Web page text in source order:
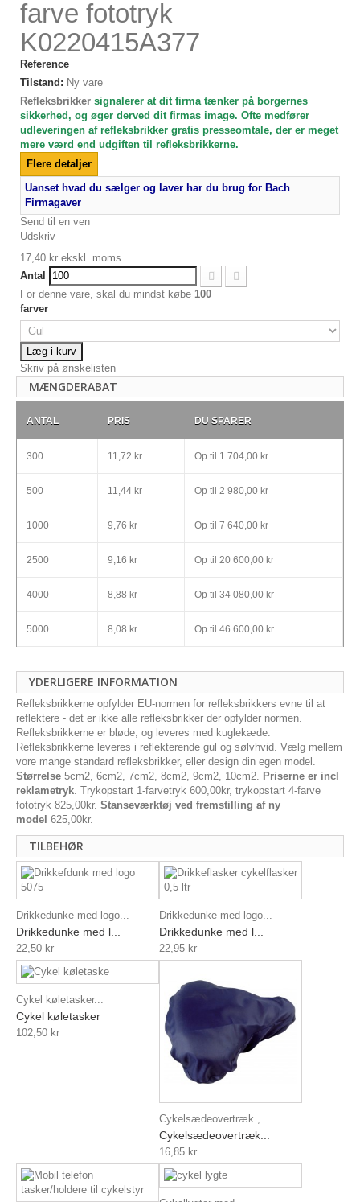
farve fototryk
K0220415A377
Reference
Tilstand: Ny vare
Refleksbrikker signalerer at dit firma tænker på borgernes
sikkerhed, og øger derved dit firmas image. Ofte medfører
udleveringen af refleksbrikker gratis presseomtale, der er meget
mere værd end udgiften til refleksbrikkerne.
Flere detaljer
Uanset hvad du sælger og laver har du brug for Bach
Firmagaver
Send til en ven
Udskriv
17,40 kr ekskl. moms
Antal
For denne vare, skal du mindst købe 100
farver
Læg i kurv
Skriv på ønskelisten
MÆNGDERABAT
ANTAL PRIS DU SPARER
300 11,72 kr Op til 1 704,00 kr
500 11,44 kr Op til 2 980,00 kr
1000 9,76 kr Op til 7 640,00 kr
2500 9,16 kr Op til 20 600,00 kr
4000 8,88 kr Op til 34 080,00 kr
5000 8,08 kr Op til 46 600,00 kr
YDERLIGERE INFORMATION
Refleksbrikkerne opfylder EU-normen for refleksbrikkers evne til at
reflektere - det er ikke alle refleksbrikker der opfylder normen.
Refleksbrikkerne er bløde, og leveres med kuglekæde.
Refleksbrikkerne leveres i reflekterende gul og sølvhvid. Vælg mellem
vore mange standard refleksbrikker, eller design din egen model.
Størrelse 5cm2, 6cm2, 7cm2, 8cm2, 9cm2, 10cm2. Priserne er incl
reklametryk . Trykopstart 1-farvetryk 600,00kr, trykopstart 4-farve
fototryk 825,00kr. Stanseværktøj ved fremstilling af ny
model 625,00kr.
TILBEHØR
Drikkedunke med logo...
Drikkedunke med l...
22,50 kr
Drikkedunke med logo...
Drikkedunke med l...
22,95 kr
Cykel køletasker...
Cykel køletasker
102,50 kr
Cykelsædeovertræk ,...
Cykelsædeovertræk...
16,85 kr